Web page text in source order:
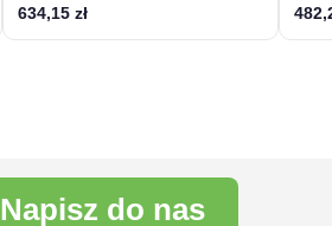
634,15 zł
Napisz do nas